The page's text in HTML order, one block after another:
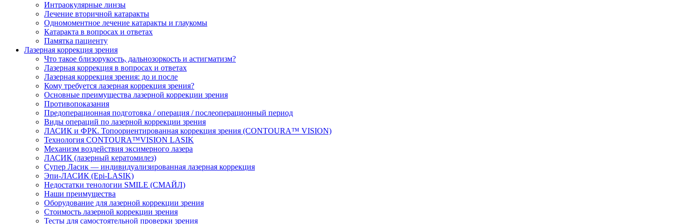
Интраокулярные линзы
Лечение вторичной катаракты
Одномоментное лечение катаракты и глаукомы
Катаракта в вопросах и ответах
Памятка пациенту
Лазерная коррекция зрения
Что такое близорукость, дальнозоркость и астигматизм?
Лазерная коррекция в вопросах и ответах
Лазерная коррекция зрения: до и после
Кому требуется лазерная коррекция зрения?
Основные преимущества лазерной коррекции зрения
Противопоказания
Предоперационная подготовка / операция / послеоперационный период
Виды операций по лазерной коррекции зрения
ЛАСИК и ФРК. Топоориентированная коррекция зрения (CONTOURA™ VISION)
Технология CONTOURA™VISION LASIK
Механизм воздействия эксимерного лазера
ЛАСИК (лазерный кератомилез)
Супер Ласик — индивидуализированная лазерная коррекция
Эпи-ЛАСИК (Epi-LASIK)
Недостатки тенологии SMILE (СМАЙЛ)
Наши преимущества
Оборудование для лазерной коррекции зрения
Стоимость лазерной коррекции зрения
Тесты для самостоятельной проверки зрения